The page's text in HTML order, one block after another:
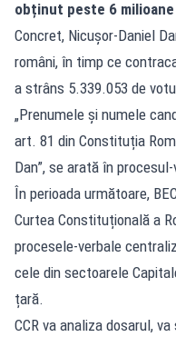
obținut peste 6
Concret, Nicușor-Daniel
români, în timp ce
a strâns 5.339.053 de
„Prenumele și numele
art. 81 din Constituția
Dan”, se arată în
În perioada următoare,
Curtea Constituțională a
procesele-verbale
cele din sectoarele
țară.
CCR va analiza dosarul,